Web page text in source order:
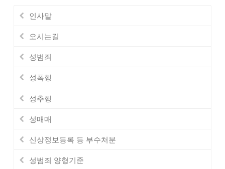
인사말
오시는길
성범죄
성폭행
성추행
성매매
신상정보등록 등 부수처분
성범죄 양형기준